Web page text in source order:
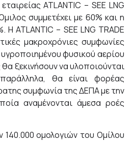
ATLANTIC – SEE LNG
συμμετέχει με 60% και η
ATLANTIC – SEE LNG TRADE
μακροχρόνιες συμφωνίες
φυσικού αερίου
ξεκινήσουν να υλοποιούνται
θα είναι φορέας
συμφωνία της ΔΕΠΑ με την
αναμένονται άμεσα ροές
ομολογιών του Ομίλου